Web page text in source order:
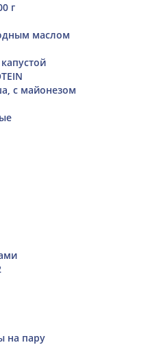
г
маслом
с майонезом
на пару